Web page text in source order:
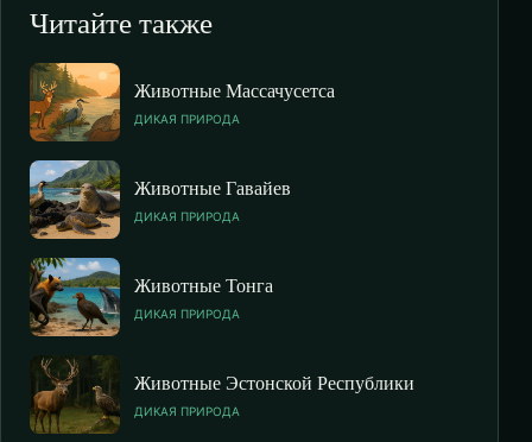
Читайте также
Животные Массачусетса
ДИКАЯ ПРИРОДА
Животные Гавайев
ДИКАЯ ПРИРОДА
Животные Тонга
ДИКАЯ ПРИРОДА
Животные Эстонской Республики
ДИКАЯ ПРИРОДА